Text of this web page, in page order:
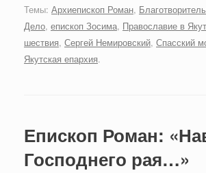
Темы: Архиепископ Роман,
Дело, епископ Зосима, Православие в
шествия, Сергей Немировский, Спасский
Якутская епархия.
Епископ Роман:
Господнего рая…»